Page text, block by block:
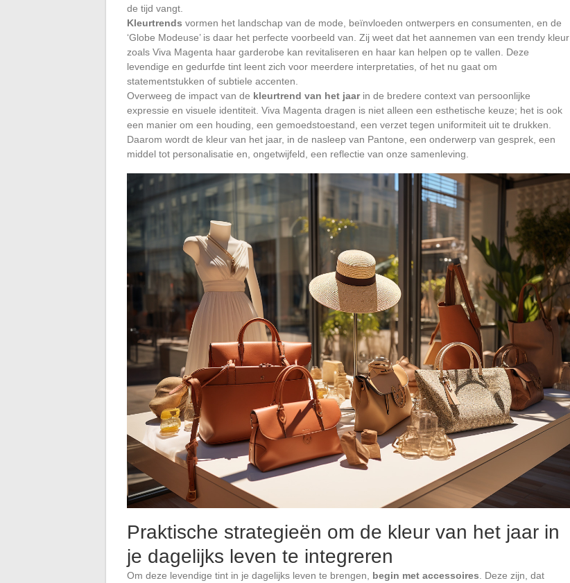
de tijd vangt.
Kleurtrends vormen het landschap van de mode, beïnvloeden ontwerpers en consumenten, en de
‘Globe Modeuse’ is daar het perfecte voorbeeld van. Zij weet dat het aannemen van een trendy kleur
zoals Viva Magenta haar garderobe kan revitaliseren en haar kan helpen op te vallen. Deze
levendige en gedurfde tint leent zich voor meerdere interpretaties, of het nu gaat om
statementstukken of subtiele accenten.
Overweeg de impact van de kleurtrend van het jaarin de bredere context van persoonlijke
expressie en visuele identiteit. Viva Magenta dragen is niet alleen een esthetische keuze; het is ook
een manier om een houding, een gemoedstoestand, een verzet tegen uniformiteit uit te drukken.
Daarom wordt de kleur van het jaar, in de nasleep van Pantone, een onderwerp van gesprek, een
middel tot personalisatie en, ongetwijfeld, een reflectie van onze samenleving.
Praktische strategieën om de kleur van het jaar in
je dagelijks leven te integreren
Om deze levendige tint in je dagelijks leven te brengen, begin met accessoires . Deze zijn, dat